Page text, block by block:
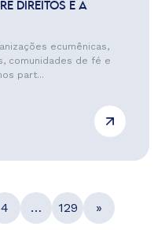
DIREITOS E A
ecumênicas,
comunidades de fé e
part...
4 … 129 »